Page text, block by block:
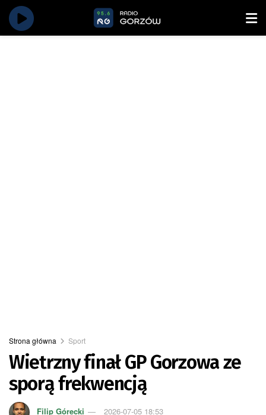
Strona główna Sport
Wietrzny finał GP Gorzowa ze
sporą frekwencją
Filip Górecki 2026-07-05 18:53